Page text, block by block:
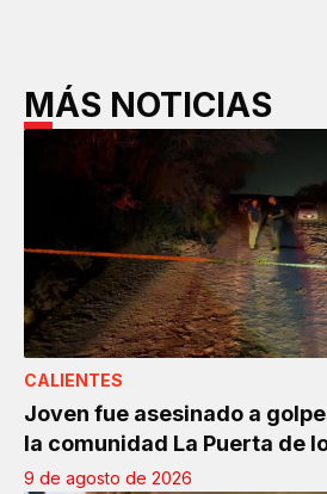
MÁS NOTICIAS
CALIENTES
Joven fue asesinado a
la comunidad La Puerta de
9 de agosto de 2026